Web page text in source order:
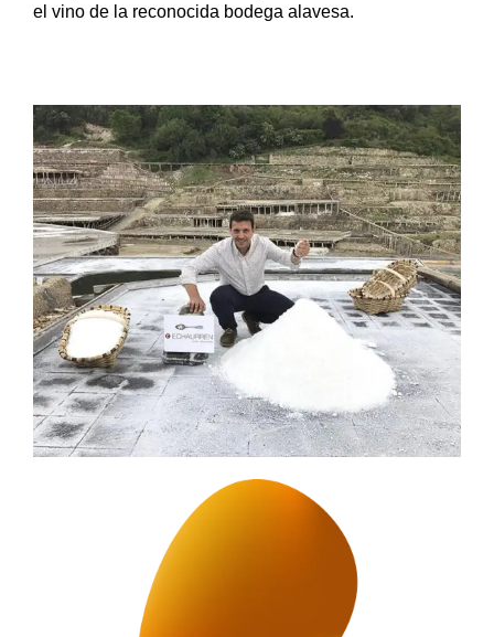
el vino de la reconocida bodega alavesa.